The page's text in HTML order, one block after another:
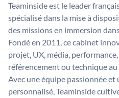
Teaminside est le leader
spécialisé dans la mise à
des missions en immersion
Fondé en 2011, ce cabinet
projet, UX, média,
référencement ou technique
Avec une équipe passionnée
personnalisé, Teaminside